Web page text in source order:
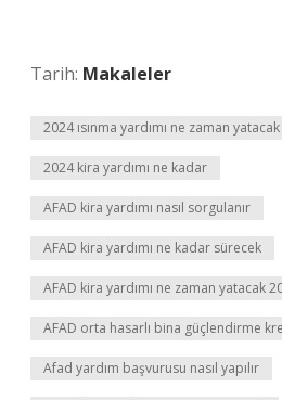
Tarih: Makaleler
2024 ısınma yardımı ne zaman yatacak
2024 kira yardımı ne kadar
AFAD kira yardımı nasıl sorgulanır
AFAD kira yardımı ne kadar sürecek
AFAD kira yardımı ne zaman yatacak
AFAD orta hasarlı bina güçlendirme
Afad yardım başvurusu nasıl yapılır